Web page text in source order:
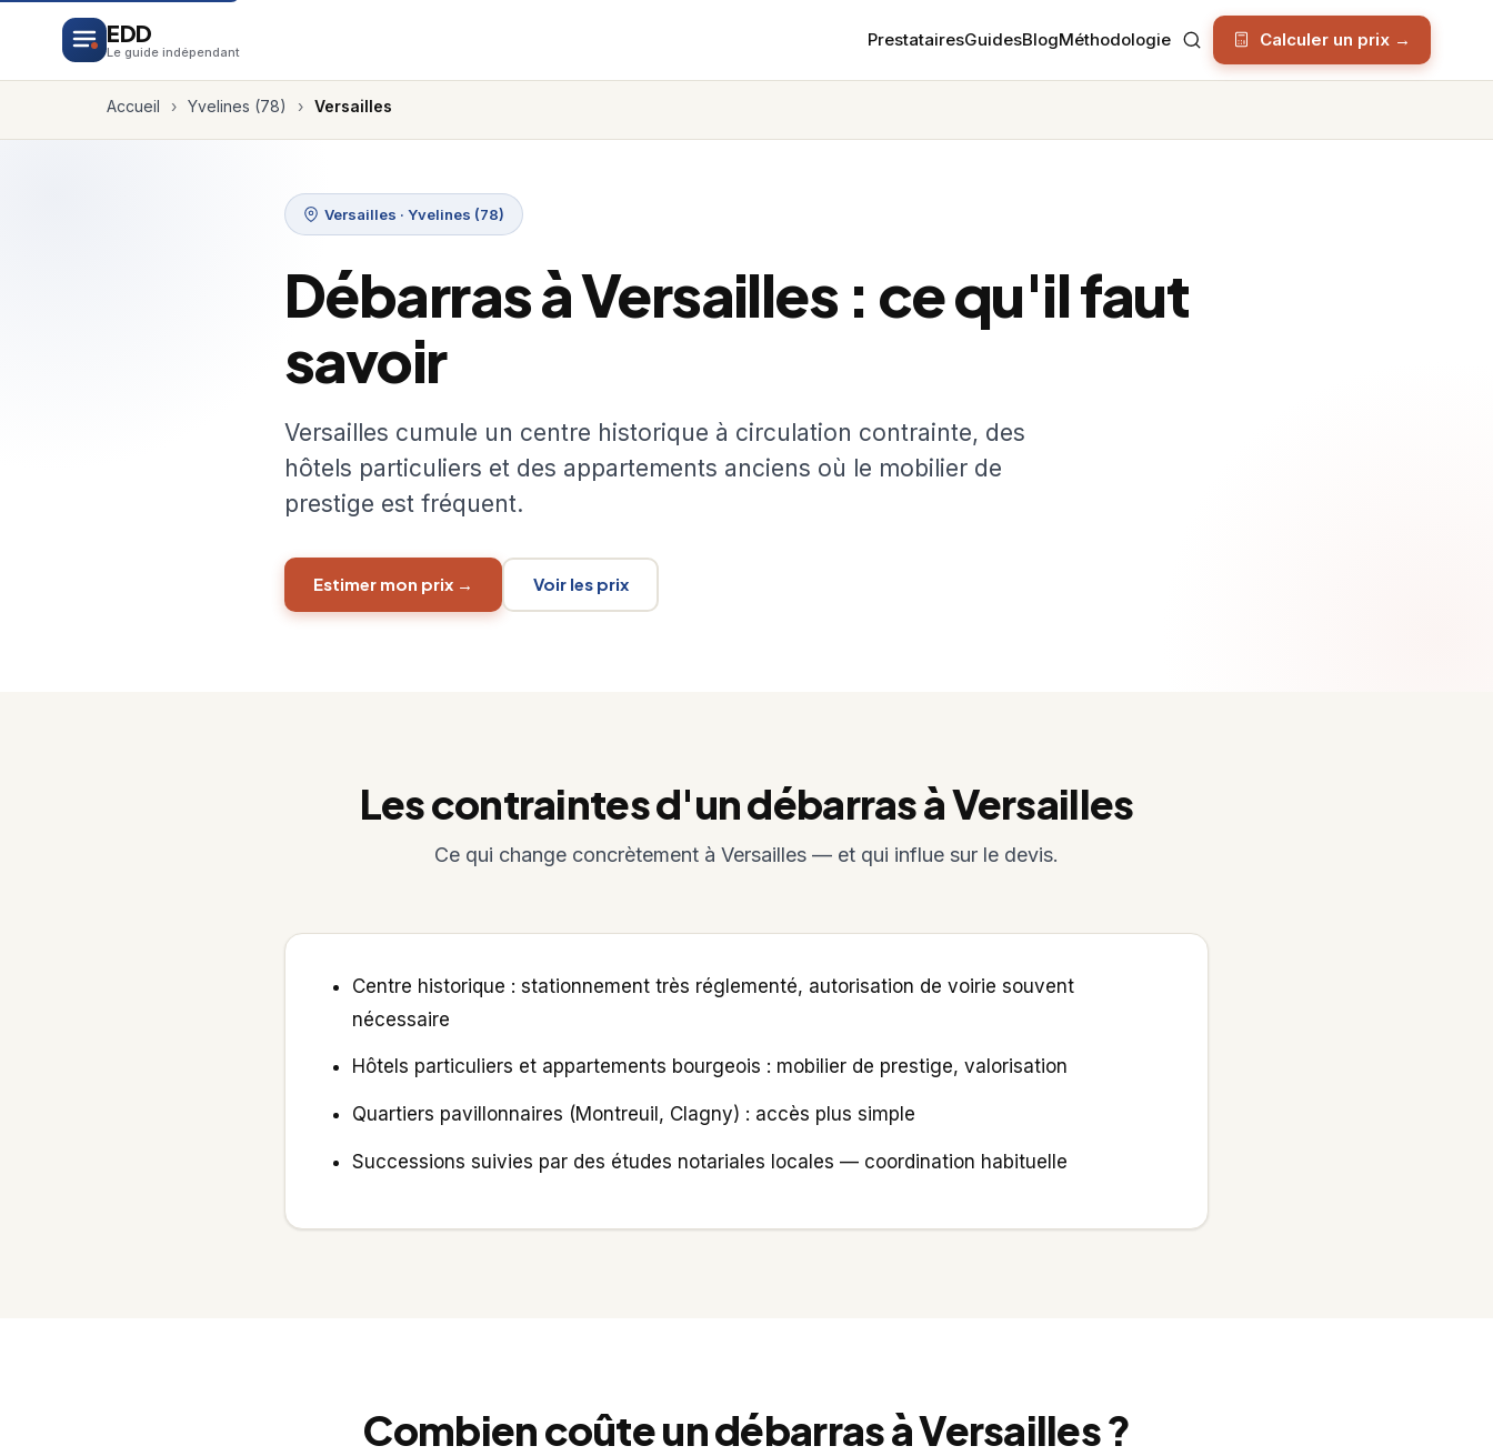
EDD
Le guide indépendant
PrestatairesGuidesBlogMéthodologie Calculer un prix →
Accueil › Yvelines (78) › Versailles
Versailles · Yvelines (78)
Débarras à Versailles : ce qu'il faut
savoir
Versailles cumule un centre historique à circulation contrainte, des
hôtels particuliers et des appartements anciens où le mobilier de
prestige est fréquent.
Estimer mon prix → Voir les prix
Les contraintes d'un débarras à Versailles
Ce qui change concrètement à Versailles — et qui influe sur le devis.
Centre historique : stationnement très réglementé, autorisation de voirie souvent
nécessaire
Hôtels particuliers et appartements bourgeois : mobilier de prestige, valorisation
Quartiers pavillonnaires (Montreuil, Clagny) : accès plus simple
Successions suivies par des études notariales locales — coordination habituelle
Combien coûte un débarras à Versailles ?